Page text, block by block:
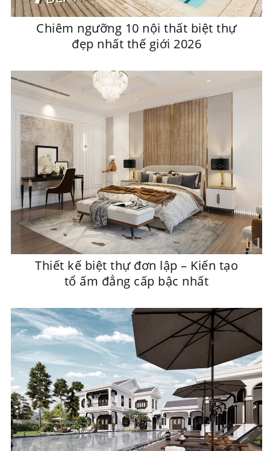
Chiêm ngưỡng 10 nội thất biệt thự
đẹp nhất thế giới 2026
Thiết kế biệt thự đơn lập – Kiến tạo
tổ ấm đẳng cấp bậc nhất